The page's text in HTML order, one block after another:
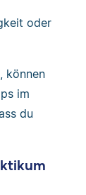
oder
können
im
du